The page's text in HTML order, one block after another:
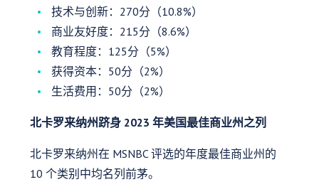
技术与创新：270分（10.8%）
商业友好度：215分（8.6%）
教育程度：125分（5%）
获得资本：50分（2%）
生活费用：50分（2%）
北卡罗来纳州跻身 2023 年美国最佳商业州之列
北卡罗来纳州在 MSNBC 评选的年度最佳商业州的
10 个类别中均名列前茅。